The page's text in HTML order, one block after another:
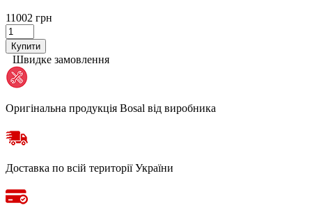
11002 грн
Купити
Швидке замовлення
Оригінальна продукція Bosal від виробника
Доставка по всій території України